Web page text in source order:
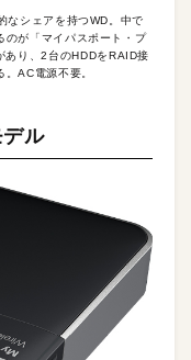
なシェアを持つWD。中で
のが「マイパスポート・プ
り、2台のHDDをRAID接
AC電源不要。
ル